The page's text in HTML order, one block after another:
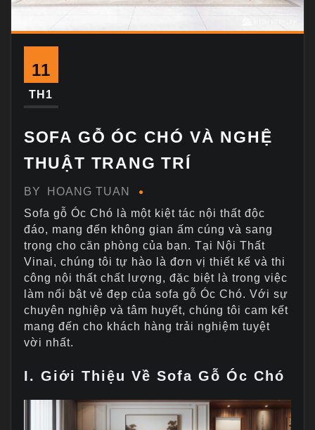
11
TH1
SOFA GỖ ÓC CHÓ VÀ NGHỆ
THUẬT TRANG TRÍ
BY
HOANG TUAN
Sofa gỗ Óc Chó là một kiệt tác nội thất độc
đáo, mang đến không gian ấm cúng và sang
trọng cho căn phòng của bạn. Tại Nội Thất
Vinai, chúng tôi tự hào là đơn vị thiết kế và thi
công nội thất chất lượng, đặc biệt là trong việc
làm nổi bật vẻ đẹp của sofa gỗ Óc Chó. Với sự
chuyên nghiệp và tâm huyết, chúng tôi cam kết
mang đến cho khách hàng trải nghiệm tuyệt
vời nhất.
I. Giới Thiệu Về Sofa Gỗ Óc Chó